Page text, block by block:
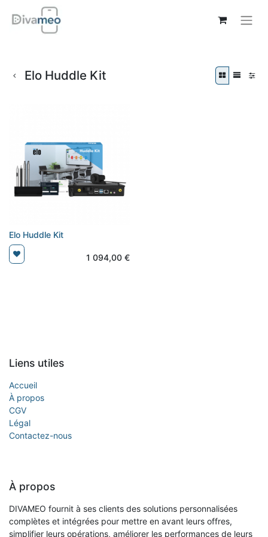
Elo Huddle Kit
Elo Huddle Kit
1 094,00€
Liens utiles
Accueil
À propos
CGV
Légal
Contactez-nous
À propos
DIVAMEO fournit à ses clients des solutions personnalisées
complètes et intégrées pour mettre en avant leurs offres,
simplifier leurs opérations, améliorer les performances de leurs